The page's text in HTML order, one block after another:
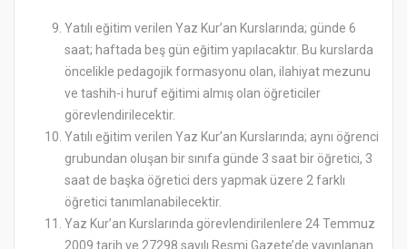
Yatılı eğitim verilen Yaz Kur’an Kurslarında; günde 6
saat; haftada beş gün eğitim yapılacaktır. Bu kurslarda
öncelikle pedagojik formasyonu olan, ilahiyat mezunu
ve tashih-i huruf eğitimi almış olan öğreticiler
görevlendirilecektir.
Yatılı eğitim verilen Yaz Kur’an Kurslarında; aynı öğrenci
grubundan oluşan bir sınıfa günde 3 saat bir öğretici, 3
saat de başka öğretici ders yapmak üzere 2 farklı
öğretici tanımlanabilecektir.
Yaz Kur’an Kurslarında görevlendirilenlere 24 Temmuz
2009 tarih ve 27298 sayılı Resmi Gazete’de yayınlanan